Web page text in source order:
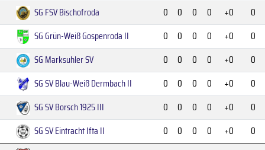
SG FSV Bischofroda
0 0 0 0 +0
0
SG Grün-Weiß Gospenroda II
0 0 0 0 +0
0
SG Marksuhler SV
0 0 0 0 +0
0
SG SV Blau-Weiß Dermbach II
0 0 0 0 +0
0
SG SV Borsch 1925 III
0 0 0 0 +0
0
SG SV Eintracht Ifta II
0 0 0 0 +0
0